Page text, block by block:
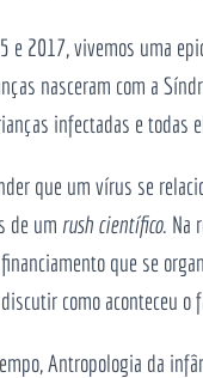
e 2017, vivemos uma
nasceram com a
infectadas e
que um vírus se
de um rush científico. Na
que se
como aconteceu
Antropologia da